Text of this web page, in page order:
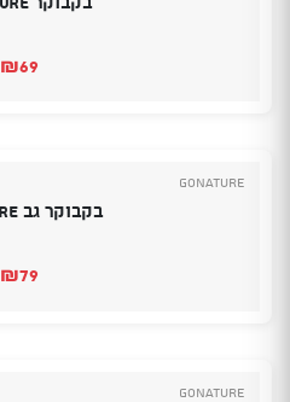
₪69
GoNature
בקבוקר גב GONATURE
₪79
GoNature